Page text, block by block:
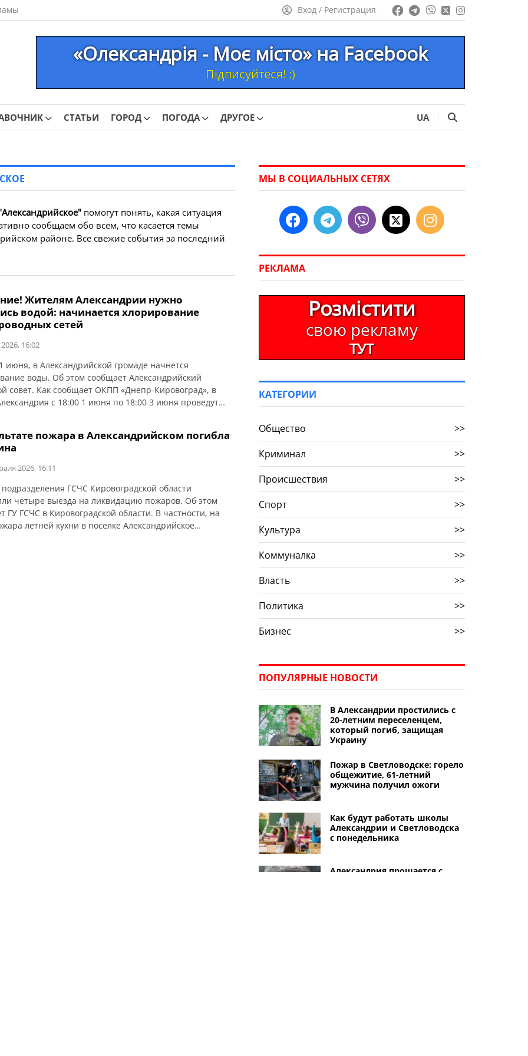
Вход / Регистрация
«Олександрія - Моє місто» на Facebook
Підписуйтеся! :)
СТАТЬИ ГОРОД ПОГОДА ДРУГОЕ UA
помогут понять, какая ситуация
сообщаем обо всем, что касается темы
районе. Все свежие события за последний
Жителям Александрии нужно
водой: начинается хлорирование
сетей
16:02
июня, в Александрийской громаде начнется
воды. Об этом сообщает Александрийский
совет. Как сообщает ОКПП «Днепр-Кировоград», в
с 18:00 1 июня по 18:00 3 июня проведут
гиперхлорирования потребителям рекомендуют: Вода
содержанием хлора […]
пожара в Александрийском погибла
2026, 16:11
подразделения ГСЧС Кировоградской области
четыре выезда на ликвидацию пожаров. Об этом
ГУ ГСЧС в Кировоградской области. В частности, на
летней кухни в поселке Александрийское
МЫ В СОЦИАЛЬНЫХ СЕТЯХ
РЕКЛАМА
Розмістити
свою рекламу
ТУТ
КАТЕГОРИИ
Общество
>>
Криминал
>>
Происшествия
>>
Спорт
>>
Культура
>>
Коммуналка
>>
Власть
>>
Политика
>>
Бизнес
>>
ПОПУЛЯРНЫЕ НОВОСТИ
В Александрии простились с
20-летним переселенцем,
который погиб, защищая
Украину
Пожар в Светловодске: горело
общежитие, 61-летний
мужчина получил ожоги
Как будут работать школы
Александрии и Светловодска
с понедельника
Александрия прощается с